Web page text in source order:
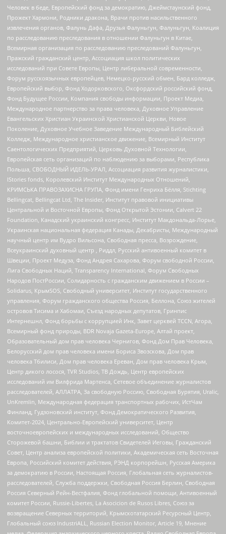
Человек в беде, Европейский фонд за демократию, Джеймстаунский фонд,
Прожект Хармони, Родники дракона, Врачи против насильственного
извлечения органов, Фалунь Дафа, Друзья Фалуньгун, Фалуньгун, Коалиция
по расследованию преследования в отношении Фалуньгун в Китае,
Всемирная организация по расследованию преследований Фалуньгун,
Пражский гражданский центр, Ассоциация школ политических
исследований при Совете Европы, Центр либеральной современности,
Форум русскоязычных европейцев, Немецко-русский обмен, Бард колледж,
Европейский выбор, Фонд Ходорковского, Оксфордский российский фонд,
Фонд Будущее России, Компания свободы информации, Проект Медиа,
Международное партнерство за права человека, Духовное Управление
Евангельских Христиан Украинской Христианской Церкви, Новое
Поколение, Духовное Учебное Заведение Международный Библейский
Колледж, Международное христианское движение, Всемирный Институт
Саентологических Предприятий, Церковь Духовной Технологии,
Европейская сеть организаций по наблюдению за выборами, Республика
Польша, СВОБОДНЫЙ ИДЕЛЬ-УРАЛ, Ассоциация развития журналистики,
IStories fonds, Королевский Институт Международных Отношений,
КРИМСЬКА ПРАВОЗАХИСНА ГРУПА, Фонд имени Генриха Бёлля, Stichting
Bellingcat, Bellingcat Ltd, The Insider, Институт правовой инициативы
Центральной и Восточной Европы, Фонд Открытой Эстонии, Calvert 22
Foundation, Канадский украинский конгресс, Институт Макдональда-Лорье,
Украинская национальная федерация Канады, Декабристы, Международный
научный центр им Вудро Вильсона, Свободная пресса, Возрождение,
Всеукраинский духовный центр , Риддл, Русский антивоенный комитет в
Швеции, Проект Медуза, Фонд Андрея Сахарова, Форум свободной России,
Лига Свободных Наций, Transparеncy International, Форум Свободных
Народов ПостРоссии, Солидарность с гражданским движением в России –
Solidarus, КрымSOS, Свободный университет, Институт государственного
управления, Форум гражданского общества Россия, Беллона, Союз жителей
островов Тисима и Хабомаи, Съезд народных депутатов, Гринпис
Интернешнл, Фонд борьбы с коррупцией Инк, Завет церквей TCCN, Агора,
Всемирный фонд природы, BDR Novaja Gazeta-Europe, Алтай проект,
Образовательный дом прав человека Чернигов, Фонд Дом Прав Человека,
Белорусский дом прав человека имени Бориса Звозскова, Дом прав
человека Тбилиси, Дом прав человека Ереван, Дом прав человека Крым,
Центр дикого лосося, TVR Studios, ТВ Дождь, Центр европейских
исследований им Вилфрида Мартенса, Сетевое объединение журналистов
расследователей, АЛЛАТРА, За свободную Россию, Свободная Бурятия, Uralic,
UnKremlin, Международная федерация транспортных рабочих, ИстЧам
Финланд, Гудзоновский институт, Фонд Демократического Развития,
Комитет-2024, Центрально-Европейский университет, Центр
восточноевропейских и международных исследований, Общество
Сторожевой башни, Библии и трактатов Свидетелей Иеговы, Гражданский
Совет, Центр анализа европейской политики, Академическая сеть Восточная
Европа, Российский комитет действия, РЭНД корпорейшн, Русская Америка
за демократию в России, Настоящая Россия, Глобальная сеть журналистов-
расследователей, Служба поддержки, Свободная Россия Берлин, Свободная
Россия Северный Рейн-Вестфалия, Фонд глобальной помощи, Антивоенный
комитет России, Russie-Libertes, La Asocicion de Rusos Libres, Союз за
возвращение Северных территорий, Крымскотатарский Ресурсный Центр,
Глобальный союз IndustriALL, Russian Election Monitor, Article 19, Мнение